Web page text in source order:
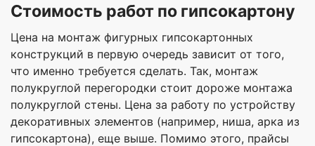
Стоимость работ по гипсокартону
Цена на монтаж фигурных гипсокартонных
конструкций в первую очередь зависит от того,
что именно требуется сделать. Так, монтаж
полукруглой перегородки стоит дороже монтажа
полукруглой стены. Цена за работу по устройству
декоративных элементов (например, ниша, арка из
гипсокартона), еще выше. Помимо этого, прайсы